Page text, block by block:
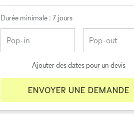
Durée minimale : 7 jours
Ajouter des dates pour un devis
ENVOYER UNE DEMANDE